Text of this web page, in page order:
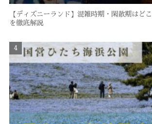
【ディズニーランド】混雑時期・閑散期はど
を徹底解説